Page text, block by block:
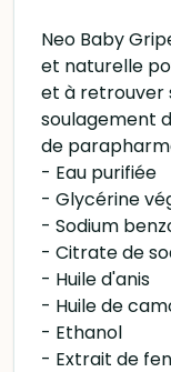
Neo Baby
et naturelle
et à retrouver
soulagement
de
- Eau purifiée
- Glycérine
- Sodium
- Citrate de
- Huile d'anis
- Huile de
- Ethanol
- Extrait de